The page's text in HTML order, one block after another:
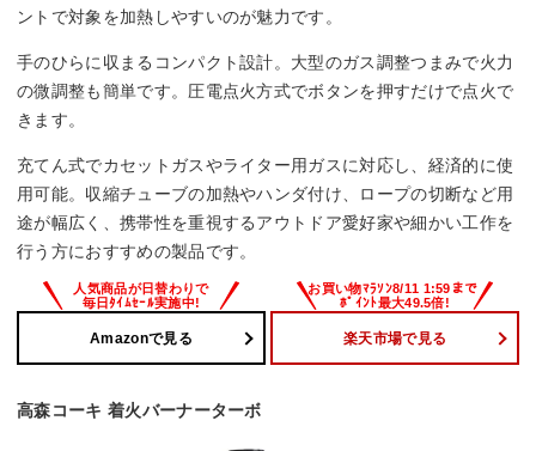
ントで対象を加熱しやすいのが魅力です。
手のひらに収まるコンパクト設計。大型のガス調整つまみで火力
の微調整も簡単です。圧電点火方式でボタンを押すだけで点火で
きます。
充てん式でカセットガスやライター用ガスに対応し、経済的に使
用可能。収縮チューブの加熱やハンダ付け、ロープの切断など用
途が幅広く、携帯性を重視するアウトドア愛好家や細かい工作を
行う方におすすめの製品です。
Amazonで見る 楽天市場で見る
高森コーキ 着火バーナーターボ